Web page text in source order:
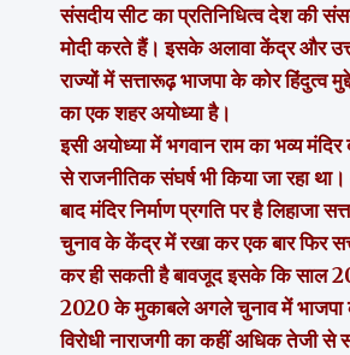
संसदीय सीट का प्रतिनिधित्व देश की
मोदी करते हैं। इसके अलावा केंद्र और
राज्यों में सत्तारूढ़ भाजपा के कोर हिंदुत्व
का एक शहर अयोध्या है।
इसी अयोध्या में भगवान राम का भव्य
से राजनीतिक संघर्ष भी किया जा रहा
बाद मंदिर निर्माण प्रगति पर है लिहाजा
चुनाव के केंद्र में रखा कर एक बार फिर
कर ही सकती है बावजूद इसके कि साल
2020 के मुकाबले अगले चुनाव में भाजपा
विरोधी नाराजगी का कहीं अधिक तेजी